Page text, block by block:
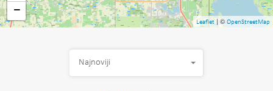
−
Leaflet | ©OpenStreetMap
Najnoviji